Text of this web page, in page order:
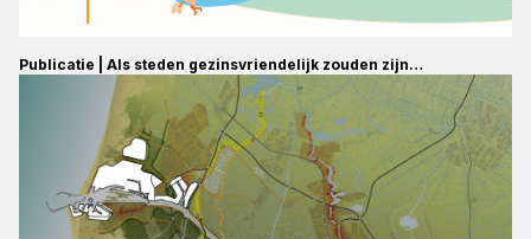
Publicatie | Als steden gezinsvriendelijk zouden zijn…